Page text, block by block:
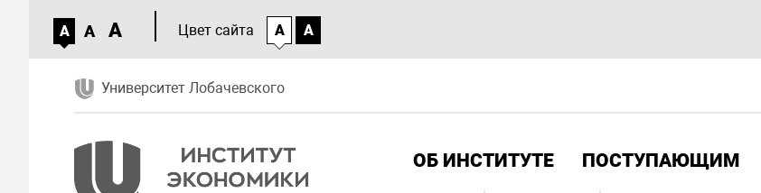
A A A Цвет сайта A A
Университет Лобачевского
ОБ ИНСТИТУТЕ ПОСТУПАЮЩИМ